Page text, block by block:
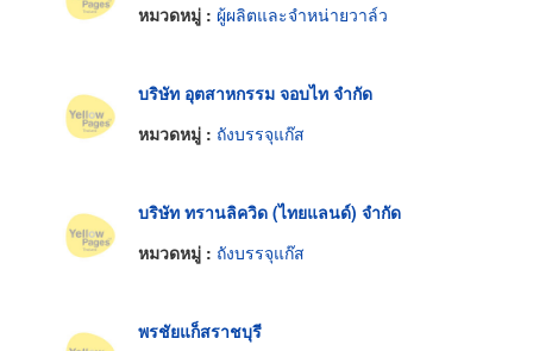
หมวดหมู่ : ผู้ผลิตและจำหน่ายวาล์ว
บริษัท อุตสาหกรรม จอบไท จำกัด
หมวดหมู่ : ถังบรรจุแก๊ส
บริษัท ทรานลิควิด (ไทยแลนด์) จำกัด
หมวดหมู่ : ถังบรรจุแก๊ส
พรชัยแก็สราชบุรี